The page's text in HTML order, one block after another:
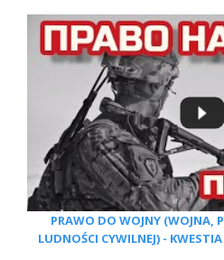
PRAWO DO WOJNY (WOJNA,
LUDNOŚCI CYWILNEJ) -